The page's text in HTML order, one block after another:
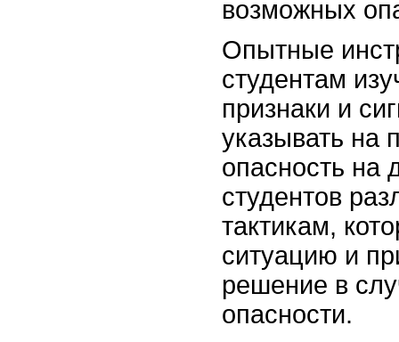
возможных
Опытные
студентам
признаки и
указывать на
опасность на
студентов
тактикам,
ситуацию и
решение в
опасности.